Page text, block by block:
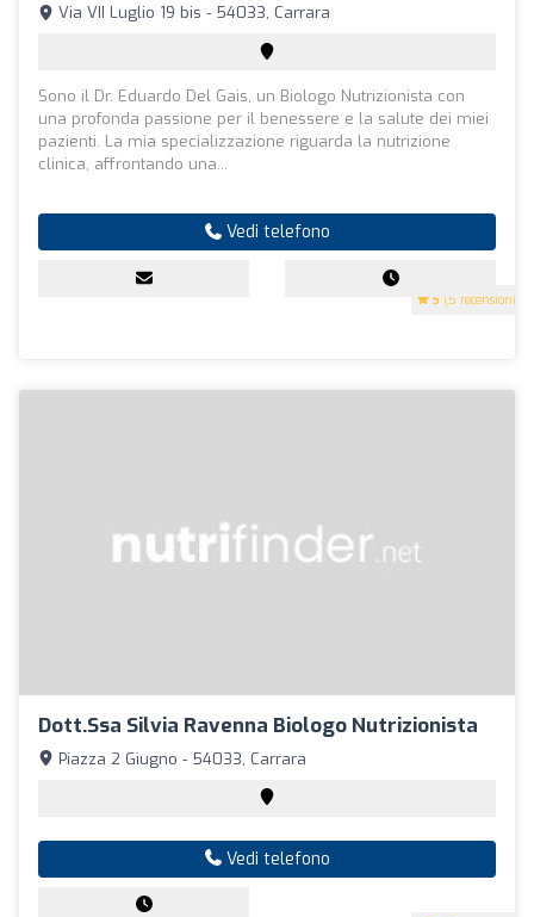
5 (5 recensioni)
Via VII Luglio 19 bis - 54033, Carrara
Sono il Dr. Eduardo Del Gais, un Biologo Nutrizionista con
una profonda passione per il benessere e la salute dei miei
pazienti. La mia specializzazione riguarda la nutrizione
clinica, affrontando una...
Vedi telefono
Dott.ssa Silvia Ravenna Biologo Nutrizionista
Piazza 2 Giugno - 54033, Carrara
Vedi telefono